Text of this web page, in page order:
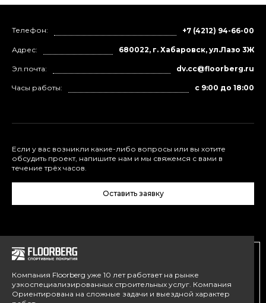
Компания Floorberg уже 10 лет работает на рынке
узкоспециализированных строительных услуг. Компания
Ориентирована на сложные задачи и выездной характер
Телефон: +7 (4212) 94-66-00
Адрес: 680022, г. Хабаровск, ул.Лазо 3Ж
Эл.почта: dv.cc@floorberg.ru
Часы работы: с 9:00 до 18:00
Если у вас возникли какие-либо вопросы или вы хотите
обсудить проект, напишите нам и мы свяжемся с вами в
течение трёх часов.
Оставить заявку